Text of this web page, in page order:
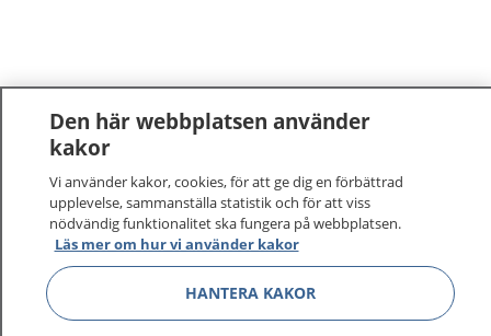
Den här webbplatsen använder
kakor
Vi använder kakor, cookies, för att ge dig en förbättrad
upplevelse, sammanställa statistik och för att viss
nödvändig funktionalitet ska fungera på webbplatsen.
Läs mer om hur vi använder kakor
HANTERA KAKOR